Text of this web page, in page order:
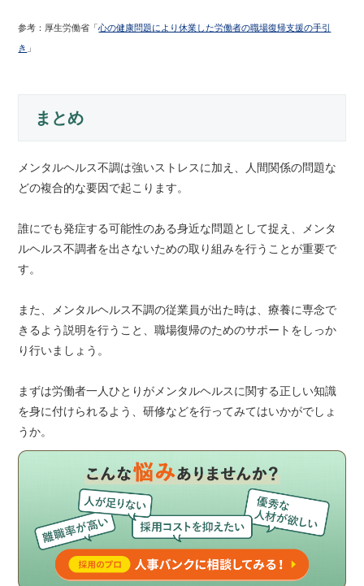
参考：厚生労働省「心の健康問題により休業した労働者の職場復帰支援の手引
き 」
まとめ
メンタルヘルス不調は強いストレスに加え、人間関係の問題な
どの複合的な要因で起こります。
誰にでも発症する可能性のある身近な問題として捉え、メンタ
ルヘルス不調者を出さないための取り組みを行うことが重要で
す。
また、メンタルヘルス不調の従業員が出た時は、療養に専念で
きるよう説明を行うこと、職場復帰のためのサポートをしっか
り行いましょう。
まずは労働者一人ひとりがメンタルヘルスに関する正しい知識
を身に付けられるよう、研修などを行ってみてはいかがでしょ
うか。